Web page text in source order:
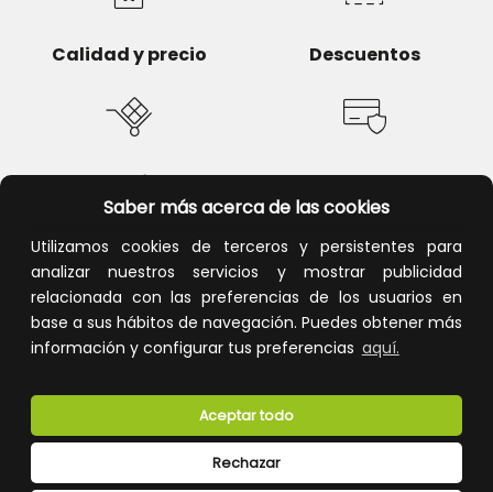
Saber más acerca de las cookies
Utilizamos cookies de terceros y persistentes para
analizar nuestros servicios y mostrar publicidad
relacionada con las preferencias de los usuarios en
base a sus hábitos de navegación. Puedes obtener más
información y configurar tus preferencias aquí.
Rechazar
Aceptar todo
Calidad y precio Descuentos
Devoluciones Pago seguro
Atención al cliente